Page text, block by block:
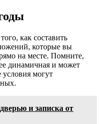
как составить
которые вы
на месте. Помните,
динамичная и может
могут
и записка от